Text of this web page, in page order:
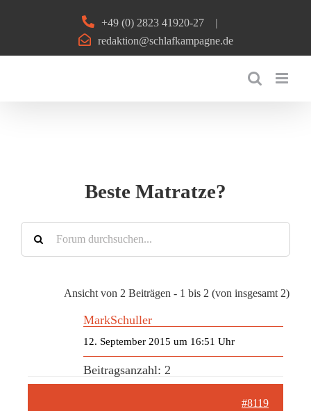
+49 (0) 2823 41920-27
|
redaktion@schlafkampagne.de
Beste Matratze?
Ansicht von 2 Beiträgen - 1 bis 2 (von insgesamt 2)
MarkSchuller
12. September 2015 um 16:51 Uhr
Beitragsanzahl: 2
#8119